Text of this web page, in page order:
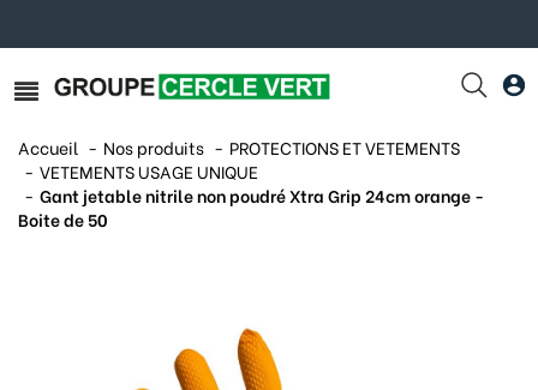
Accueil Nos produits
PROTECTIONS ET VETEMENTS
VETEMENTS USAGE UNIQUE
Gant jetable nitrile non poudré Xtra Grip 24cm orange -
Boite de 50